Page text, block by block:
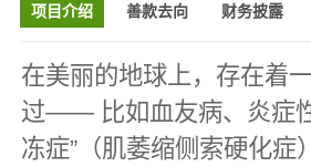
项目介绍 善款去向 财务披露
在美丽的地球上，存在着
过—— 比如血友病、炎症
冻症”（肌萎缩侧索硬化